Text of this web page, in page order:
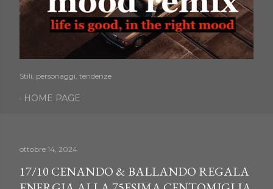
Stili, personaggi, tendenze
HOME PAGE
ottobre 14, 2024
17/10 CENANDO & BALLANDO REGALA